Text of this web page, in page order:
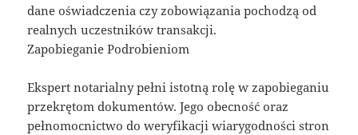
dane oświadczenia czy zobowiązania pochodzą od
realnych uczestników transakcji.
Zapobieganie Podrobieniom
Ekspert notarialny pełni istotną rolę w zapobieganiu
przekrętom dokumentów. Jego obecność oraz
pełnomocnictwo do weryfikacji wiarygodności stron